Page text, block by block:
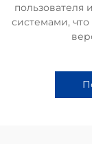
системами,